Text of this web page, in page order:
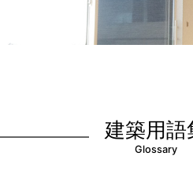
建築用語
Glossary